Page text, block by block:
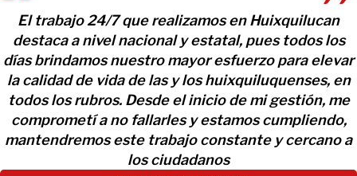
El trabajo 24/7 que realizamos en Huixquilucan
destaca a nivel nacional y estatal, pues todos los
días brindamos nuestro mayor esfuerzo para elevar
la calidad de vida de las y los huixquiluquenses, en
todos los rubros. Desde el inicio de mi gestión, me
comprometí a no fallarles y estamos cumpliendo,
mantendremos este trabajo constante y cercano a
los ciudadanos